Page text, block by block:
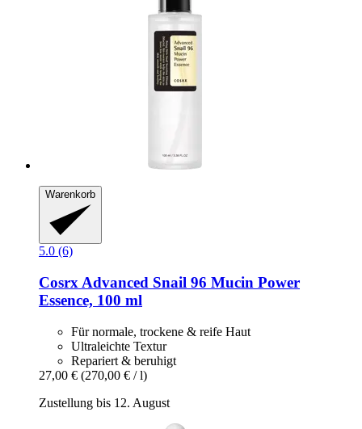
Warenkorb
5.0 (6)
Cosrx Advanced Snail 96 Mucin Power
Essence, 100 ml
Für normale, trockene & reife Haut
Ultraleichte Textur
Repariert & beruhigt
27,00 € (270,00 € / l)
Zustellung bis 12. August